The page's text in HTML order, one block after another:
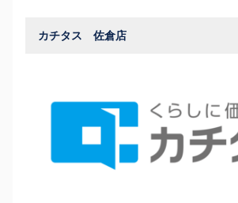
カチタス 佐倉店